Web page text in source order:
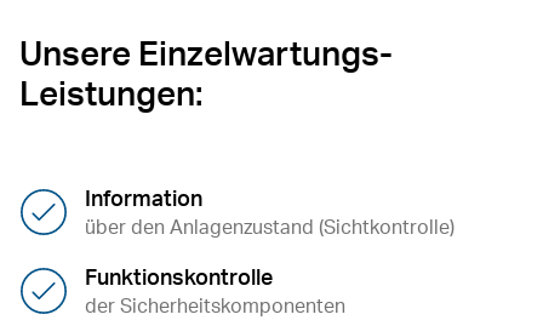
Unsere Einzelwartungs-
Leistungen:
Information
über den Anlagenzustand (Sichtkontrolle)
Funktionskontrolle
der Sicherheitskomponenten